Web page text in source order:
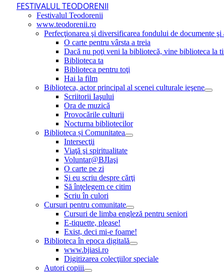
FESTIVALUL TEODORENII
Festivalul Teodorenii
www.teodorenii.ro
Perfecţionarea şi diversificarea fondului de documente
O carte pentru vârsta a treia
Dacă nu poţi veni la bibliotecă, vine biblioteca la
Biblioteca ta
Biblioteca pentru toţi
Hai la film
Biblioteca, actor principal al scenei culturale ieşene
Scriitorii Iaşului
Ora de muzică
Provocările culturii
Nocturna bibliotecilor
Biblioteca și Comunitatea
Intersecţii
Viaţă şi spiritualitate
Voluntar@BJIaşi
O carte pe zi
Şi eu scriu despre cărţi
Să înţelegem ce citim
Scriu în culori
Cursuri pentru comunitate
Cursuri de limba engleză pentru seniori
E-tiquette, please!
Exist, deci mi-e foame!
Biblioteca în epoca digitală
www.bjiasi.ro
Digitizarea colecţiilor speciale
Autori copiii